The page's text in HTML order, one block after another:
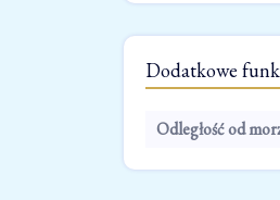
Dodatkowe
Odległość od